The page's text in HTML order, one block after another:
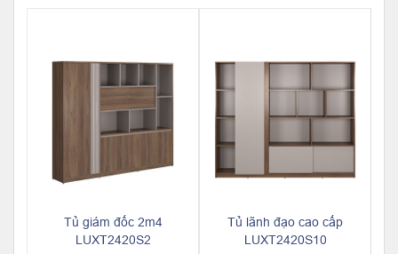
Tủ giám đốc 2m4
LUXT2420S2
Tủ lãnh đạo cao cấp
LUXT2420S10